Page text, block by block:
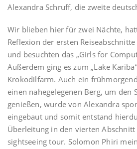
Alexandra Schruff, die zweite
Wir blieben hier für zwei Nächte,
Reflexion der ersten
und besuchten das „Girls for
Außerdem ging es zum „Lake
Krokodilfarm. Auch ein
einen nahegelegenen Berg, um den
genießen, wurde von Alexandra
eingebaut und somit entstand
Überleitung in den vierten Abschnitt
sightseeing tour. Solomon Phiri